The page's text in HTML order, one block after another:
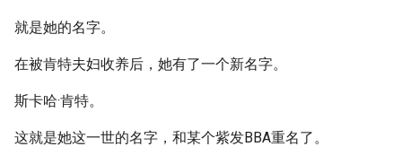
就是她的名字。
在被肯特夫妇收养后，她有了一个新名字。
斯卡哈·肯特。
这就是她这一世的名字，和某个紫发BBA重名了。